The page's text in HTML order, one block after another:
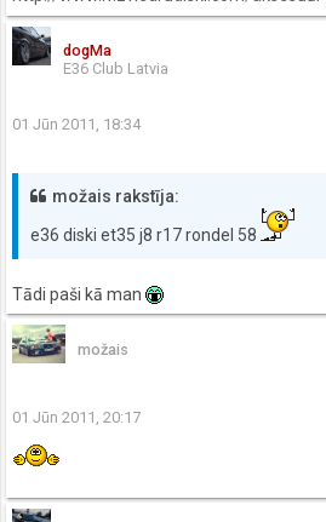
dogMa
E36 Club Latvia
01 Jūn 2011, 18:34
možais rakstīja:
e36 diski et35 j8 r17 rondel 58
Tādi paši kā man
možais
01 Jūn 2011, 20:17